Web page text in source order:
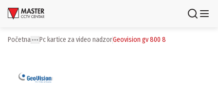
Uloguj se Registruj se
Brendovi
Početna More
Toggle menu
pc kartice za video nadzor geovision gv 800 8